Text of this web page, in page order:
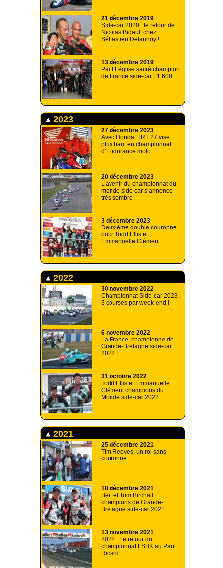
21 décembre 2019
Side-car 2020 : le retour de
Nicolas Bidault chez
Sébastien Delannoy !
13 décembre 2019
Paul Léglise sacré champion
de France side-car F1 600
2023
27 décembre 2023
Avec Honda, TRT 27 vise
plus haut en championnat
d’Endurance moto
20 décembre 2023
L’avenir du championnat du
monde side car s’annonce
très sombre
3 décembre 2023
Deuxième double couronne
pour Todd Ellis et
Emmanuelle Clément.
2022
30 novembre 2022
Championnat Side-car 2023 :
3 courses par week-end !
6 novembre 2022
La France, championne de
Grande-Bretagne side-car
2022 !
31 octobre 2022
Todd Ellis et Emmanuelle
Clément champions du
Monde side-car 2022
2021
25 décembre 2021
Tim Reeves, un roi sans
couronne
18 décembre 2021
Ben et Tom Birchall
champions de Grande-
Bretagne side-car 2021
13 novembre 2021
2022 : Le retour du
championnat FSBK au Paul
Ricard.